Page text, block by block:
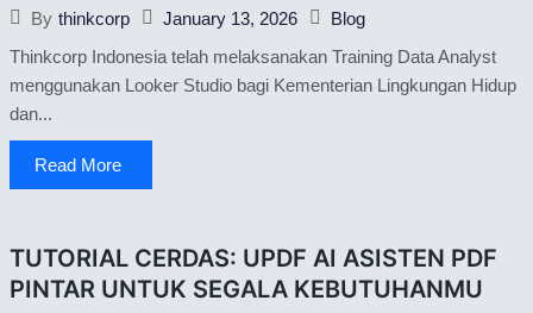
By thinkcorp January 13, 2026
Blog
Thinkcorp Indonesia telah melaksanakan Training Data Analyst
menggunakan Looker Studio bagi Kementerian Lingkungan Hidup
dan...
Read More
TUTORIAL CERDAS: UPDF AI ASISTEN PDF
PINTAR UNTUK SEGALA KEBUTUHANMU